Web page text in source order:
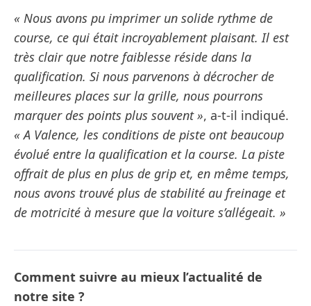
« Nous avons pu imprimer un solide rythme de
course, ce qui était incroyablement plaisant. Il est
très clair que notre faiblesse réside dans la
qualification. Si nous parvenons à décrocher de
meilleures places sur la grille, nous pourrons
marquer des points plus souvent », a-t-il indiqué.
« A Valence, les conditions de piste ont beaucoup
évolué entre la qualification et la course. La piste
offrait de plus en plus de grip et, en même temps,
nous avons trouvé plus de stabilité au freinage et
de motricité à mesure que la voiture s’allégeait. »
Comment suivre au mieux l’actualité de
notre site ?